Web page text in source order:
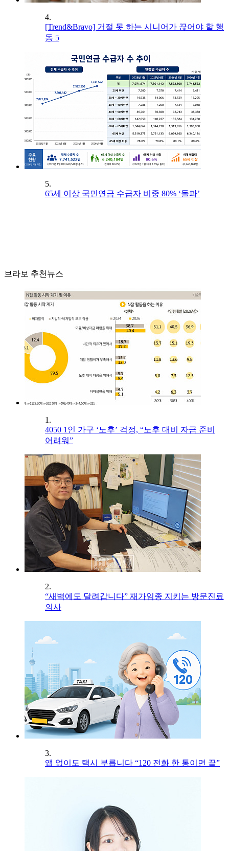
4.
[Trend&Bravo] 거절 못 하는 시니어가 끊어야 할 행
동 5
5.
65세 이상 국민연금 수급자 비중 80% ‘돌파’
브라보 추천뉴스
1.
4050 1인 가구 ‘노후’ 걱정, “노후 대비 자금 준비
어려워”
2.
“새벽에도 달려갑니다” 재가임종 지키는 방문진료
의사
3.
앱 없이도 택시 부릅니다 “120 전화 한 통이면 끝”